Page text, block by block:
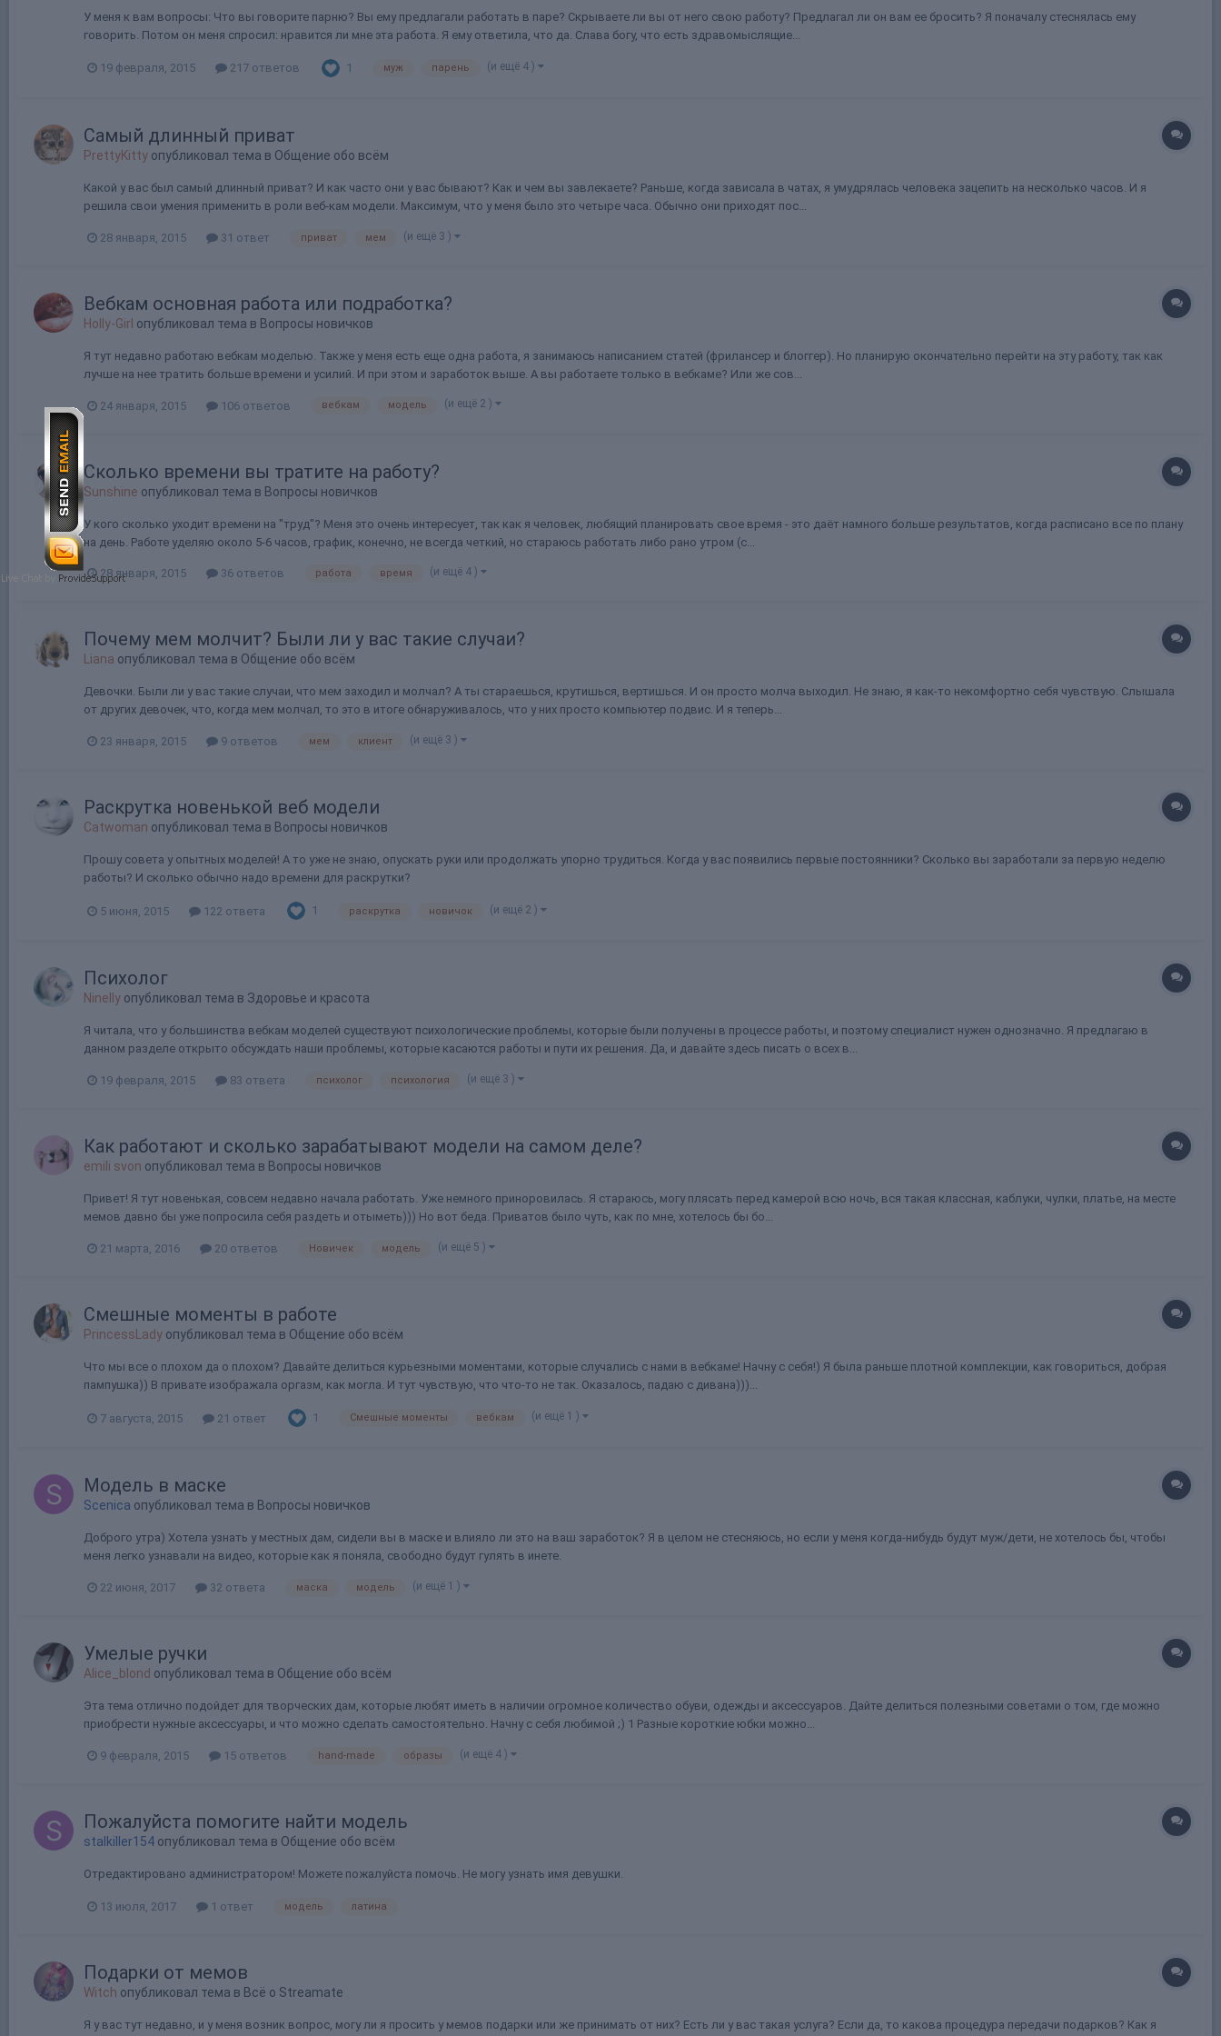
У меня к вам вопросы: Что вы говорите парню? Вы ему предлагали работать в паре? Скрываете ли вы от него свою работу? Предлагал ли он вам ее бросить? Я поначалу стеснялась ему
говорить. Потом он меня спросил: нравится ли мне эта работа. Я ему ответила, что да. Слава богу, что есть здравомыслящие...
19 февраля, 2015 217 ответов 1 муж парень (и ещё 4 )
Самый длинный приват
PrettyKitty опубликовал тема в Общение обо всём
Какой у вас был самый длинный приват? И как часто они у вас бывают? Как и чем вы завлекаете? Раньше, когда зависала в чатах, я умудрялась человека зацепить на несколько часов. И я
решила свои умения применить в роли веб-кам модели. Максимум, что у меня было это четыре часа. Обычно они приходят пос...
28 января, 2015 31 ответ приват мем (и ещё 3 )
Вебкам основная работа или подработка?
Holly-Girl опубликовал тема в Вопросы новичков
Я тут недавно работаю вебкам моделью. Также у меня есть еще одна работа, я занимаюсь написанием статей (фрилансер и блоггер). Но планирую окончательно перейти на эту работу, так как
лучше на нее тратить больше времени и усилий. И при этом и заработок выше. А вы работаете только в вебкаме? Или же сов...
24 января, 2015 106 ответов вебкам модель (и ещё 2 )
Сколько времени вы тратите на работу?
Sunshine опубликовал тема в Вопросы новичков
У кого сколько уходит времени на "труд"? Меня это очень интересует, так как я человек, любящий планировать свое время - это даёт намного больше результатов, когда расписано все по плану
на день. Работе уделяю около 5-6 часов, график, конечно, не всегда четкий, но стараюсь работать либо рано утром (с...
28 января, 2015 36 ответов работа время (и ещё 4 )
Почему мем молчит? Были ли у вас такие случаи?
Liana опубликовал тема в Общение обо всём
Девочки. Были ли у вас такие случаи, что мем заходил и молчал? А ты стараешься, крутишься, вертишься. И он просто молча выходил. Не знаю, я как-то некомфортно себя чувствую. Слышала
от других девочек, что, когда мем молчал, то это в итоге обнаруживалось, что у них просто компьютер подвис. И я теперь...
23 января, 2015 9 ответов мем клиент (и ещё 3 )
Раскрутка новенькой веб модели
Catwoman опубликовал тема в Вопросы новичков
Прошу совета у опытных моделей! А то уже не знаю, опускать руки или продолжать упорно трудиться. Когда у вас появились первые постоянники? Сколько вы заработали за первую неделю
работы? И сколько обычно надо времени для раскрутки?
5 июня, 2015 122 ответа 1 раскрутка новичок (и ещё 2 )
Психолог
Ninelly опубликовал тема в Здоровье и красота
Я читала, что у большинства вебкам моделей существуют психологические проблемы, которые были получены в процессе работы, и поэтому специалист нужен однозначно. Я предлагаю в
данном разделе открыто обсуждать наши проблемы, которые касаются работы и пути их решения. Да, и давайте здесь писать о всех в...
19 февраля, 2015 83 ответа психолог психология (и ещё 3 )
Как работают и сколько зарабатывают модели на самом деле?
emili svon опубликовал тема в Вопросы новичков
Привет! Я тут новенькая, совсем недавно начала работать. Уже немного приноровилась. Я стараюсь, могу плясать перед камерой всю ночь, вся такая классная, каблуки, чулки, платье, на месте
мемов давно бы уже попросила себя раздеть и отыметь))) Но вот беда. Приватов было чуть, как по мне, хотелось бы бо...
21 марта, 2016 20 ответов Новичек модель (и ещё 5 )
Смешные моменты в работе
PrincessLady опубликовал тема в Общение обо всём
Что мы все о плохом да о плохом? Давайте делиться курьезными моментами, которые случались с нами в вебкаме! Начну с себя!) Я была раньше плотной комплекции, как говориться, добрая
пампушка)) В привате изображала оргазм, как могла. И тут чувствую, что что-то не так. Оказалось, падаю с дивана)))...
7 августа, 2015 21 ответ 1 Смешные моменты вебкам (и ещё 1 )
Модель в маске
Scenica опубликовал тема в Вопросы новичков
Доброго утра) Хотела узнать у местных дам, сидели вы в маске и влияло ли это на ваш заработок? Я в целом не стесняюсь, но если у меня когда-нибудь будут муж/дети, не хотелось бы, чтобы
меня легко узнавали на видео, которые как я поняла, свободно будут гулять в инете.
22 июня, 2017 32 ответа маска модель (и ещё 1 )
Умелые ручки
Alice_blond опубликовал тема в Общение обо всём
Эта тема отлично подойдет для творческих дам, которые любят иметь в наличии огромное количество обуви, одежды и аксессуаров. Дайте делиться полезными советами о том, где можно
приобрести нужные аксессуары, и что можно сделать самостоятельно. Начну с себя любимой ;) 1 Разные короткие юбки можно...
9 февраля, 2015 15 ответов hand-made образы (и ещё 4 )
Пожалуйста помогите найти модель
stalkiller154 опубликовал тема в Общение обо всём
Отредактировано администратором! Можете пожалуйста помочь. Не могу узнать имя девушки.
13 июля, 2017 1 ответ модель латина
Подарки от мемов
Witch опубликовал тема в Всё о Streamate
Я у вас тут недавно, и у меня возник вопрос, могу ли я просить у мемов подарки или же принимать от них? Есть ли у вас такая услуга? Если да, то какова процедура передачи подарков? Как я